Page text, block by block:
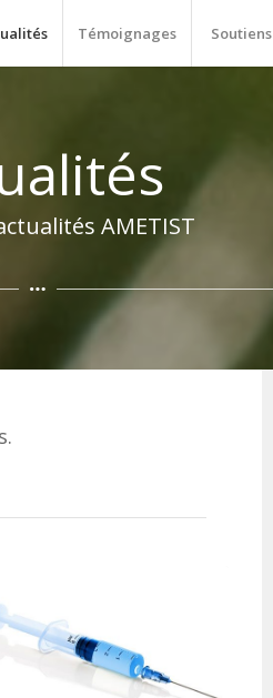
Témoignages Soutiens
AMETIST